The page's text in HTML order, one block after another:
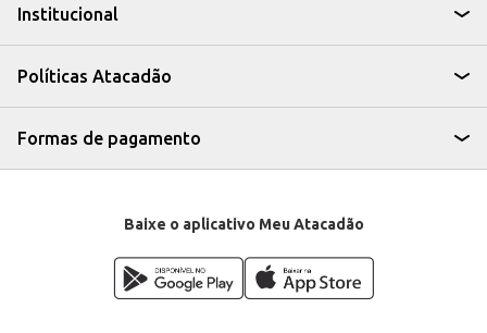
Institucional
Políticas Atacadão
Formas de pagamento
Baixe o aplicativo Meu Atacadão